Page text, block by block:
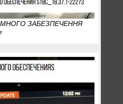
ЗАБЕЗПЕЧЕННЯ